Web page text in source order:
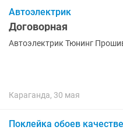
Автоэлектрик
Договорная
Автоэлектрик Тюнинг
Караганда, 30 мая
Поклейка обоев